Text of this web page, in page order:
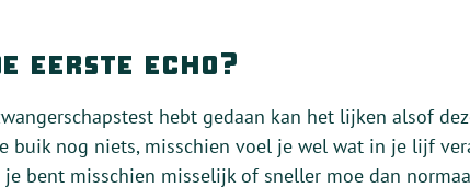
eerste echo?
hebt gedaan kan het lijken alsof
buik nog niets, misschien voel je wel wat in je lijf
bent misschien misselijk of sneller moe dan